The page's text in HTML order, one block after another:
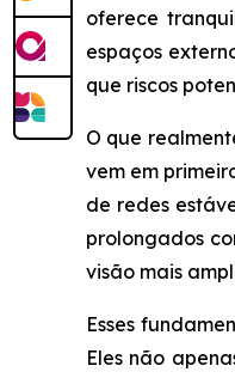
oferece
espaços
que riscos
O que
vem em
de redes
prolongados
visão mais
Esses
Eles não